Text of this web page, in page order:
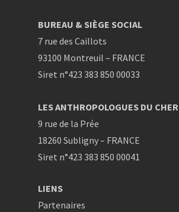
BUREAU & SIÈGE SOCIAL
7 rue des Caillots
93100 Montreuil – FRANCE
Siret n°423 383 850 00033
LES ANTHROPOLOGUES DU CHER
9 rue de la Prée
18260 Subligny – FRANCE
Siret n°423 383 850 00041
LIENS
Partenaires